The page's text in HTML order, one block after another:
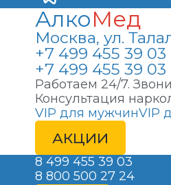
АлкоМед
Москва, ул.
+7 499 455 39 03
+7 499 455 39 03
Работаем 24/7.
Консультация
VIP для мужчинVIP
АКЦИИ
8 499 455 39 03
8 800 500 27 24